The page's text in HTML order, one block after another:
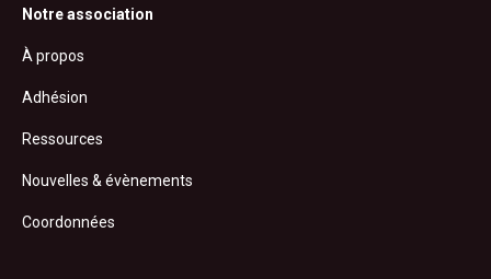
Notre association
À propos
Adhésion
Ressources
Nouvelles & évènements
Coordonnées